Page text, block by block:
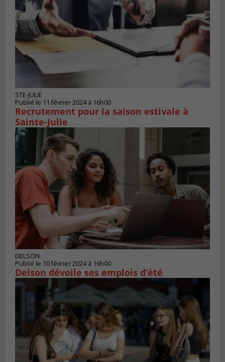
STE-JULIE
Publié le 11 février 2024 à 16h00
Recrutement pour la saison estivale à
Sainte-Julie
DELSON
Publié le 10 février 2024 à 16h00
Delson dévoile ses emplois d’été